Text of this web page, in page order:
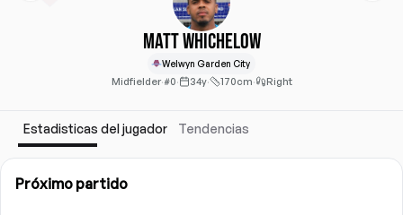
Matt Whichelow
Welwyn Garden City
Midfielder·#0· 34y· 170cm· Right
Estadisticas del jugador Tendencias
Próximo partido